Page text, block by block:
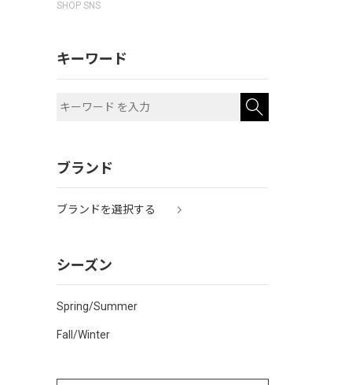
SHOP SNS
キーワード
ブランド
ブランドを選択する
シーズン
Spring/Summer
Fall/Winter